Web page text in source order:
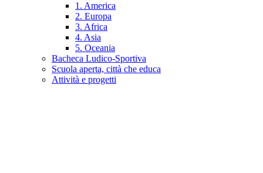
1. America
2. Europa
3. Africa
4. Asia
5. Oceania
Bacheca Ludico-Sportiva
Scuola aperta, città che educa
Attività e progetti